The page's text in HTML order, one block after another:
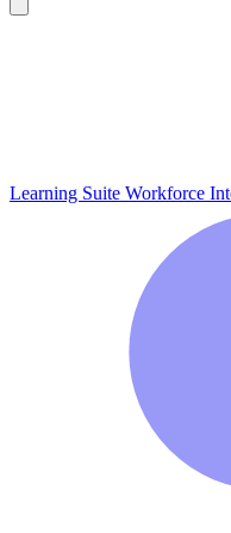
Learning Suite Workforce